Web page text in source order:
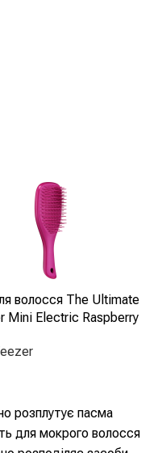
волосся The Ultimate
Mini Electric Raspberry
розплутує пасма
для мокрого волосся